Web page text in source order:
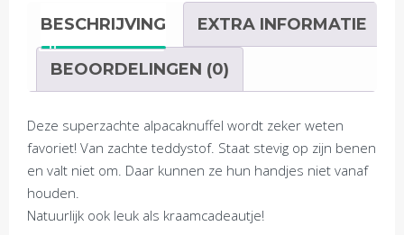
BESCHRIJVING EXTRA INFORMATIE
BEOORDELINGEN (0)
Deze superzachte alpacaknuffel wordt zeker weten
favoriet! Van zachte teddystof. Staat stevig op zijn benen
en valt niet om. Daar kunnen ze hun handjes niet vanaf
houden.
Natuurlijk ook leuk als kraamcadeautje!